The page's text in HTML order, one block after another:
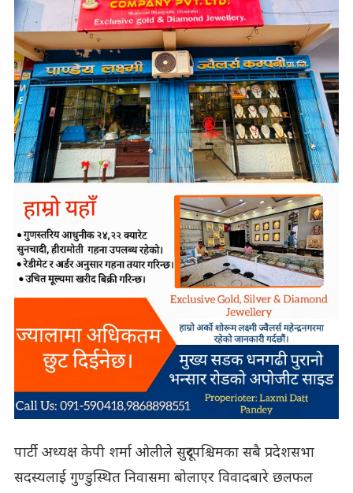
पार्टी अध्यक्ष केपी शर्मा ओलीले सुदूरपश्चिमका सबै प्रदेशसभा
सदस्यलाई गुण्डुस्थित निवासमा बोलाएर विवादबारे छलफल